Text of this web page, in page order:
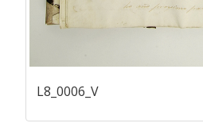
L8_0006_V